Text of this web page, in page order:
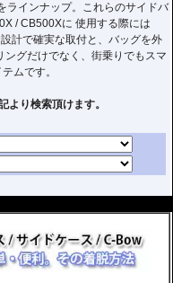
ラインナップ。これらのサイドバ
/ CB500Xに 使用する際には
計で確実な取付と、バッグを外
ングだけでなく、街乗りでもスマ
ムです。
り検索頂けます。